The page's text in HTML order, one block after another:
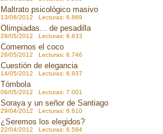
Maltrato psicológico masivo
13/06/2012 Lecturas: 6.869
Olimpiadas... de pesadilla
29/05/2012 Lecturas: 6.633
Comernos el coco
26/05/2012 Lecturas: 6.746
Cuestión de elegancia
14/05/2012 Lecturas: 6.937
Tómbola
06/05/2012 Lecturas: 7.001
Soraya y un señor de Santiago
29/04/2012 Lecturas: 6.610
¿Seremos los elegidos?
22/04/2012 Lecturas: 6.594